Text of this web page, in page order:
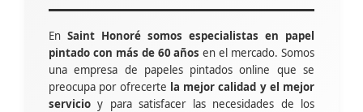
En Saint Honoré somos especialistas en papel
pintado con más de 60 años en el mercado. Somos
una empresa de papeles pintados online que se
preocupa por ofrecerte la mejor calidad y el mejor
servicio y para satisfacer las necesidades de los